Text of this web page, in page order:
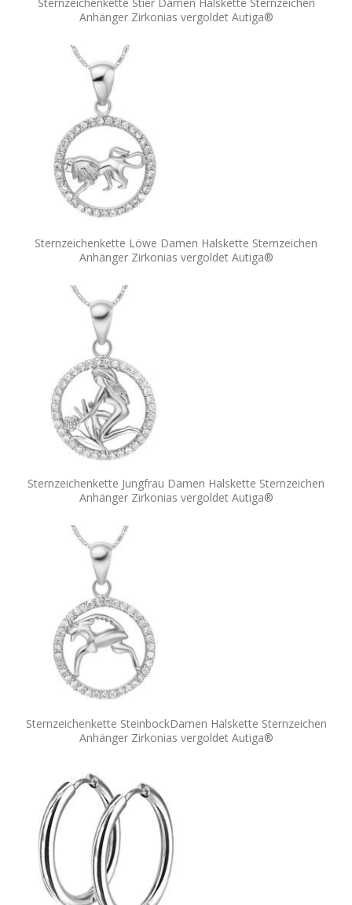
Anhänger Zirkonias vergoldet Autiga®
Sternzeichenkette Löwe Damen Halskette Sternzeichen
Anhänger Zirkonias vergoldet Autiga®
Sternzeichenkette Jungfrau Damen Halskette Sternzeichen
Anhänger Zirkonias vergoldet Autiga®
Sternzeichenkette SteinbockDamen Halskette Sternzeichen
Anhänger Zirkonias vergoldet Autiga®